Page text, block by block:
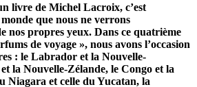
livre de Michel Lacroix, c’est
que nous ne verrons
nos propres yeux. Dans ce quatrième
de voyage », nous avons l’occasion
: le Labrador et la Nouvelle-
la Nouvelle-Zélande, le Congo et la
Niagara et celle du Yucatan, la